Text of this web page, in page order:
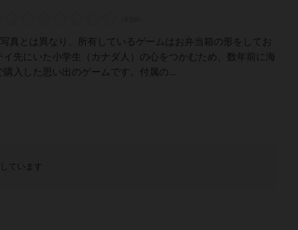
真とは異なり、所有しているゲームはお弁当箱の形をしてお
先にいた小学生（カナダ人）の心をつかむため、数年前に海
入した思い出のゲームです。付属の...
ています